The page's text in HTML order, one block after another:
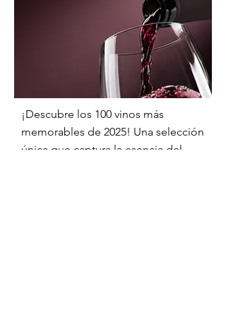
¡Descubre los 100 vinos más
memorables de 2025! Una selección
única que captura la esencia del